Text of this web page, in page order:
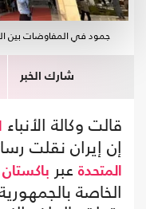
جمود في المفاوضات بين
شارك الخبر
قالت وكالة الأنباء
إن إيران نقلت
المتحدة عبر باكستان
الخاصة